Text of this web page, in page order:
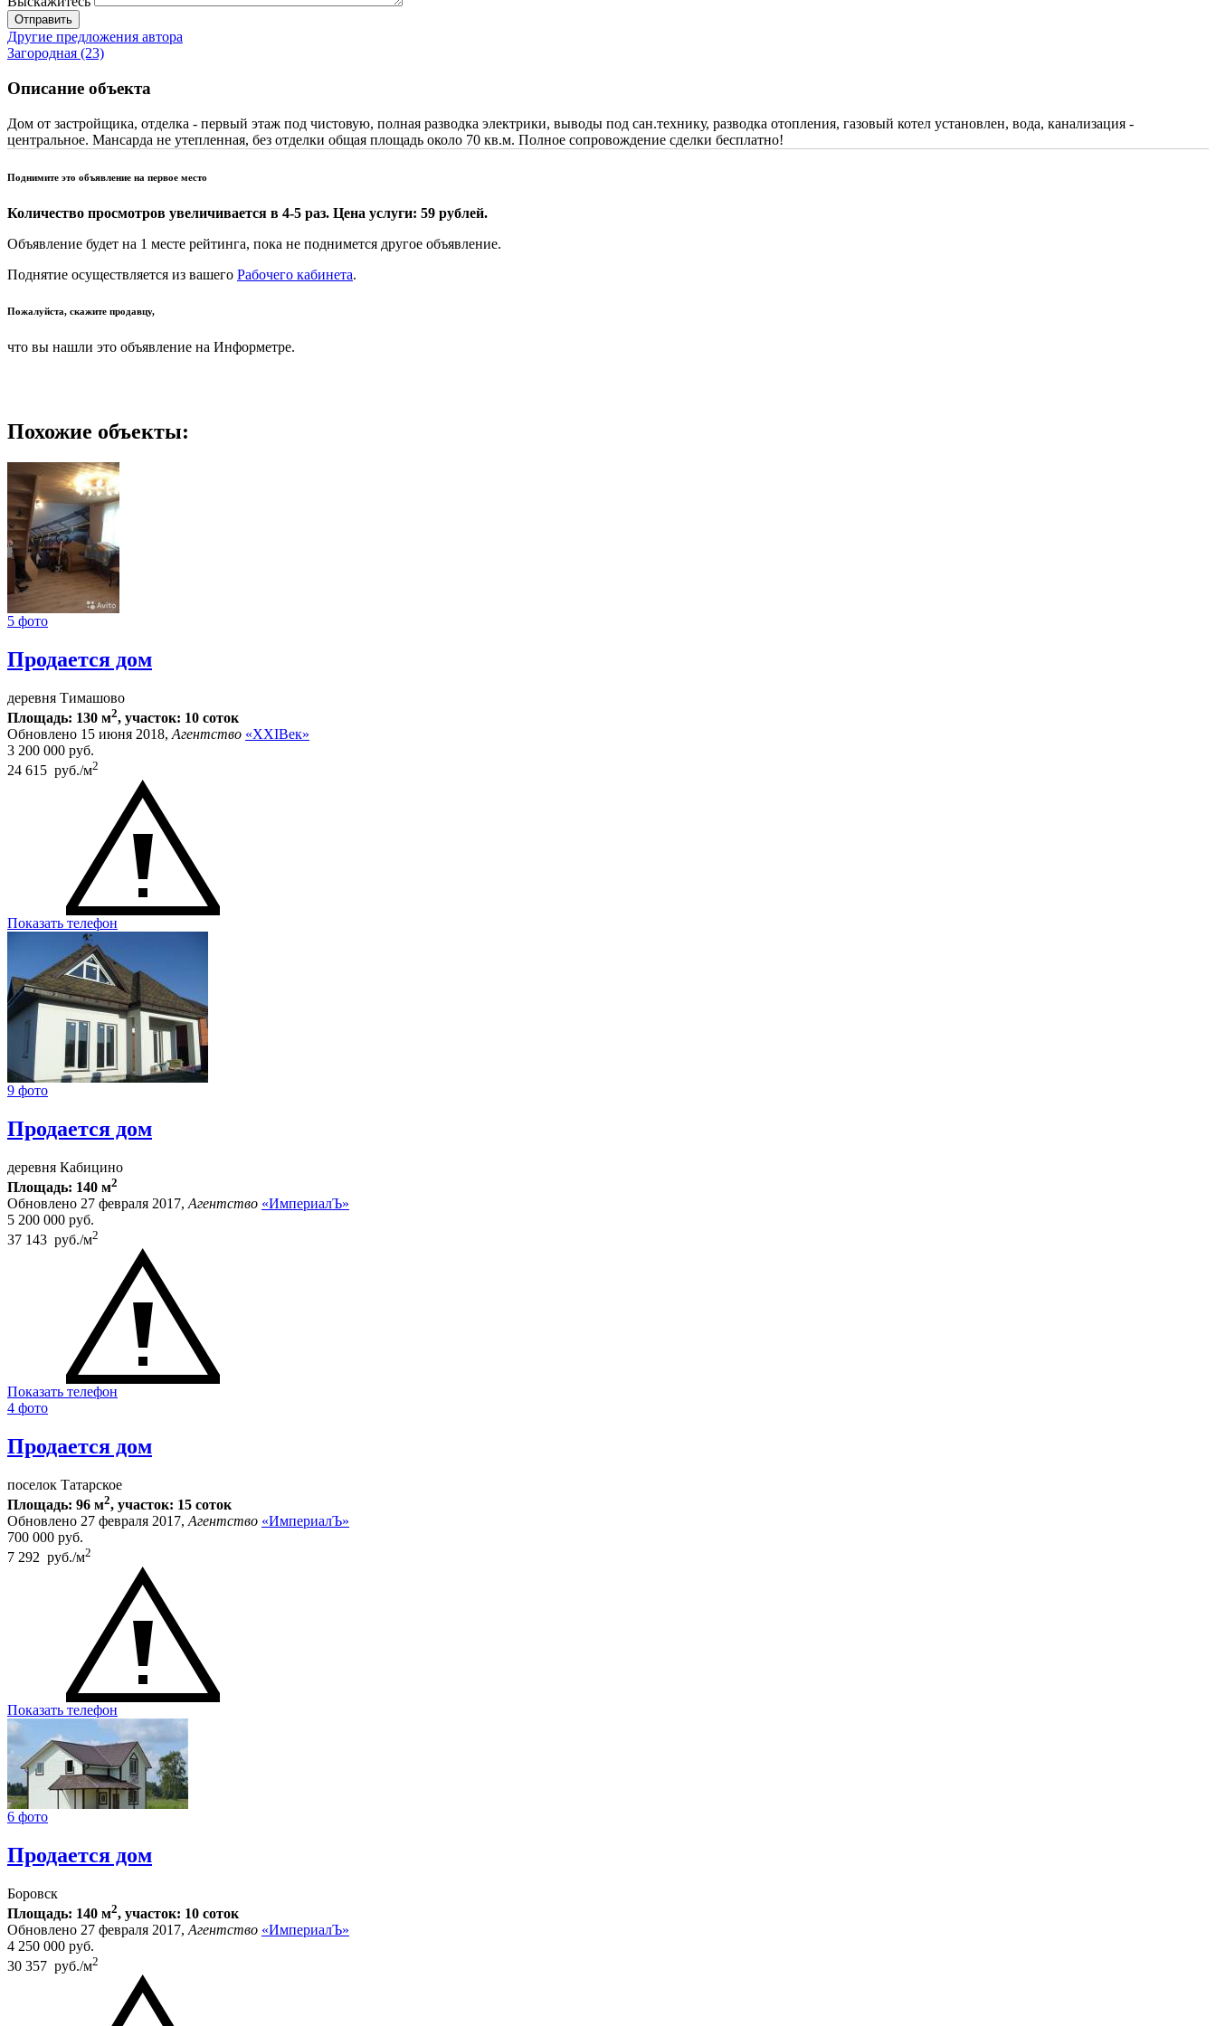
Отправить
Другие предложения автора
Загородная (23)
Описание объекта
Дом от застройщика, отделка - первый этаж под чистовую, полная разводка электрики, выводы под сан.технику, разводка отопления, газовый котел установлен, вода, канализация -
центральное. Мансарда не утепленная, без отделки общая площадь около 70 кв.м. Полное сопровождение сделки бесплатно!
Поднимите это объявление на первое место
Количество просмотров увеличивается в 4-5 раз. Цена услуги: 59 рублей.
Объявление будет на 1 месте рейтинга, пока не поднимется другое объявление.
Поднятие осуществляется из вашего Рабочего кабинета.
Пожалуйста, скажите продавцу,
что вы нашли это объявление на Информетре.
Похожие объекты:
5 фото
Продается дом
деревня Тимашово
Площадь: 130 м2, участок: 10 соток
Обновлено 15 июня 2018,Агентство «XXIВек»
3 200 000 руб.
24 615 руб./м2
Показать телефон
9 фото
Продается дом
деревня Кабицино
Площадь: 140 м2
Обновлено 27 февраля 2017, Агентство «ИмпериалЪ»
5 200 000 руб.
37 143 руб./м2
Показать телефон
4 фото
Продается дом
поселок Татарское
Площадь: 96 м2, участок: 15 соток
Обновлено 27 февраля 2017,Агентство «ИмпериалЪ»
700 000 руб.
7 292 руб./м2
Показать телефон
6 фото
Продается дом
Боровск
Площадь: 140 м2, участок: 10 соток
Обновлено 27 февраля 2017, Агентство «ИмпериалЪ»
4 250 000 руб.
30 357 руб./м2